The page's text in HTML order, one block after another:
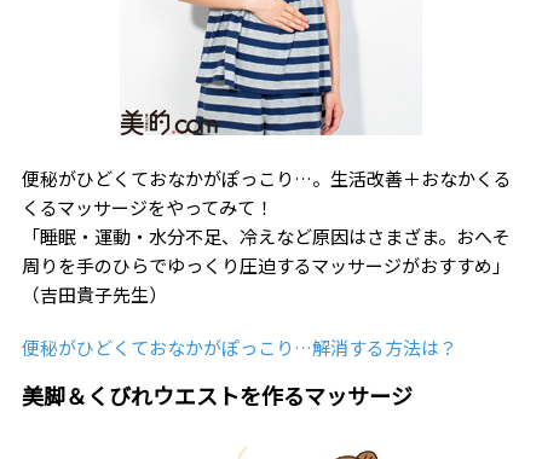
便秘がひどくておなかがぽっこり…。生活改善＋おなかくる
くるマッサージをやってみて！
「睡眠・運動・水分不足、冷えなど原因はさまざま。おへそ
周りを手のひらでゆっくり圧迫するマッサージがおすすめ」
（吉田貴子先生）
便秘がひどくておなかがぽっこり…解消する方法は？
美脚＆くびれウエストを作るマッサージ